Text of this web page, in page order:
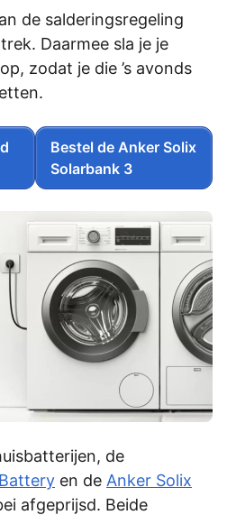
de salderingsregeling
Daarmee sla je je
zodat je die ’s avonds
Bestel de Anker Solix
Solarbank 3
de
en de Anker Solix
afgeprijsd. Beide